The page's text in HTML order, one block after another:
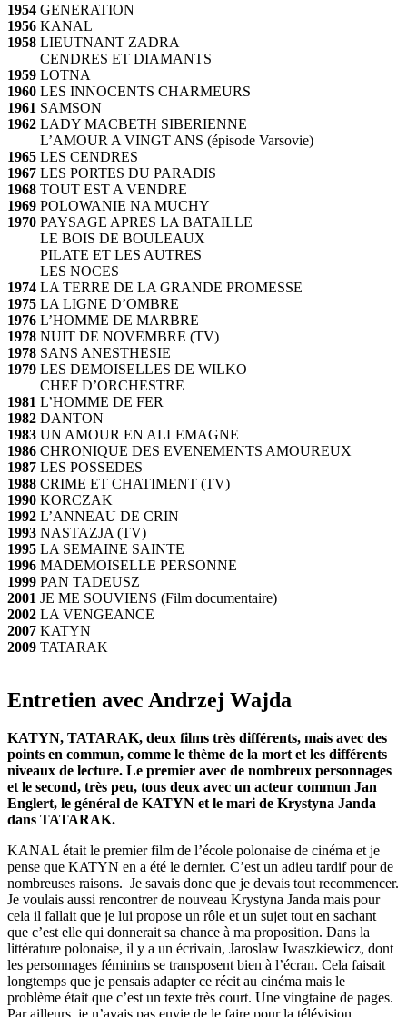
1954 GENERATION
1956 KANAL
1958 LIEUTNANT ZADRA
CENDRES ET DIAMANTS
1959 LOTNA
1960 LES INNOCENTS CHARMEURS
1961 SAMSON
1962 LADY MACBETH SIBERIENNE
L’AMOUR A VINGT ANS (épisode Varsovie)
1965 LES CENDRES
1967 LES PORTES DU PARADIS
1968 TOUT EST A VENDRE
1969 POLOWANIE NA MUCHY
1970 PAYSAGE APRES LA BATAILLE
LE BOIS DE BOULEAUX
PILATE ET LES AUTRES
LES NOCES
1974 LA TERRE DE LA GRANDE PROMESSE
1975 LA LIGNE D’OMBRE
1976 L’HOMME DE MARBRE
1978 NUIT DE NOVEMBRE (TV)
1978 SANS ANESTHESIE
1979 LES DEMOISELLES DE WILKO
CHEF D’ORCHESTRE
1981 L’HOMME DE FER
1982 DANTON
1983 UN AMOUR EN ALLEMAGNE
1986 CHRONIQUE DES EVENEMENTS AMOUREUX
1987 LES POSSEDES
1988 CRIME ET CHATIMENT (TV)
1990 KORCZAK
1992 L’ANNEAU DE CRIN
1993 NASTAZJA (TV)
1995 LA SEMAINE SAINTE
1996 MADEMOISELLE PERSONNE
1999 PAN TADEUSZ
2001 JE ME SOUVIENS (Film documentaire)
2002 LA VENGEANCE
2007 KATYN
2009 TATARAK
Entretien avec Andrzej Wajda
KATYN, TATARAK, deux films très différents, mais avec des
points en commun, comme le thème de la mort et les différents
niveaux de lecture. Le premier avec de nombreux personnages
et le second, très peu, tous deux avec un acteur commun Jan
Englert, le général de KATYN et le mari de Krystyna Janda
dans TATARAK.
KANAL était le premier film de l’école polonaise de cinéma et je
pense que KATYN en a été le dernier. C’est un adieu tardif pour de
nombreuses raisons. Je savais donc que je devais tout recommencer.
Je voulais aussi rencontrer de nouveau Krystyna Janda mais pour
cela il fallait que je lui propose un rôle et un sujet tout en sachant
que c’est elle qui donnerait sa chance à ma proposition. Dans la
littérature polonaise, il y a un écrivain, Jaroslaw Iwaszkiewicz, dont
les personnages féminins se transposent bien à l’écran. Cela faisait
longtemps que je pensais adapter ce récit au cinéma mais le
problème était que c’est un texte très court. Une vingtaine de pages.